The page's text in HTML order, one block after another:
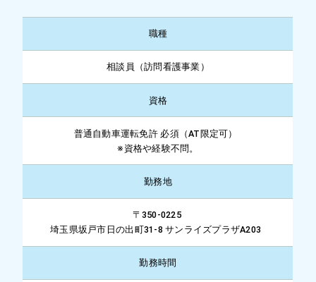
職種
相談員（訪問看護事業）
資格
普通自動車運転免許 必須（AT限定可）
※資格や経験不問。
勤務地
〒350-0225
埼玉県坂戸市日の出町31-8 サンライズプラザA203
勤務時間